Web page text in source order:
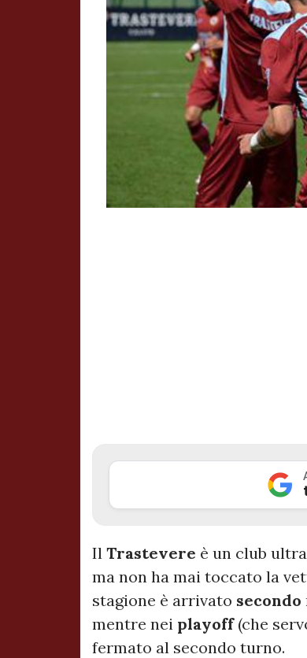
Il Trastevere è un club
ma non ha mai toccato la
stagione è arrivato secondo
mentre nei playoff(che
fermato al secondo turno.